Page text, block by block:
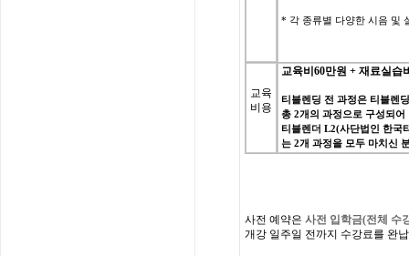
* 각 종류별 다양한 시음 및
교육
비용
교육비60만원 +재료실습
티블렌딩 전 과정은 티블렌
총 2개의 과정으로 구성되어
티블렌더 L2(사단법인 한국
는 2개 과정을 모두 마치신
사전 예약은 사전 입학금(전체 수
개강 일주일 전까지 수강료를 완